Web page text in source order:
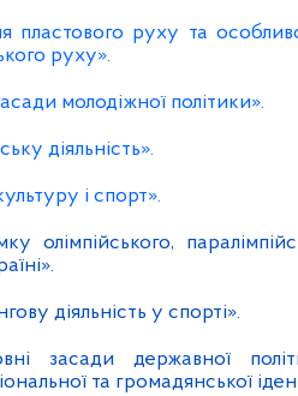
пластового руху та
руху».
молодіжної політики».
діяльність».
і спорт».
олімпійського,
діяльність у спорті».
засади державної
та громадянської